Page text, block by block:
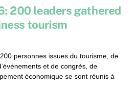
200 leaders gathered
tourism
personnes issues du tourisme, de
et de congrès, de
économique se sont réunis à